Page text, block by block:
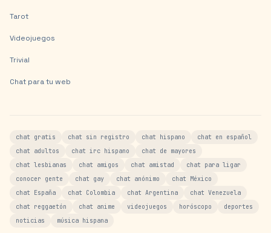
Tarot
Videojuegos
Trivial
Chat para tu web
chat gratis chat sin registro chat hispano
chat en español
chat adultos
chat irc hispano
chat de mayores
chat lesbianas
chat amigos chat amistad
chat para ligar
conocer gente
chat gay chat anónimo
chat México
chat España
chat Colombia chat Argentina
chat Venezuela
chat reggaetón
chat anime videojuegos horóscopo
deportes
noticias
música hispana